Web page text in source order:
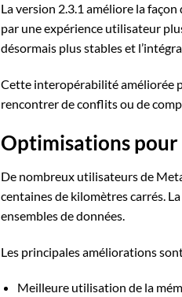
La version 2.3.1 améliore la
par une expérience utilisateur
désormais plus stables et
Cette interopérabilité améliorée
rencontrer de conflits ou de
Optimisations pour
De nombreux utilisateurs de
centaines de kilomètres carrés.
ensembles de données.
Les principales améliorations
Meilleure utilisation de la